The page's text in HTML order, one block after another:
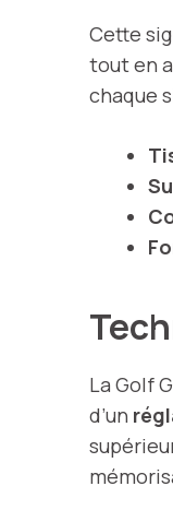
Cette
tout en
chaque
La Golf
d’un